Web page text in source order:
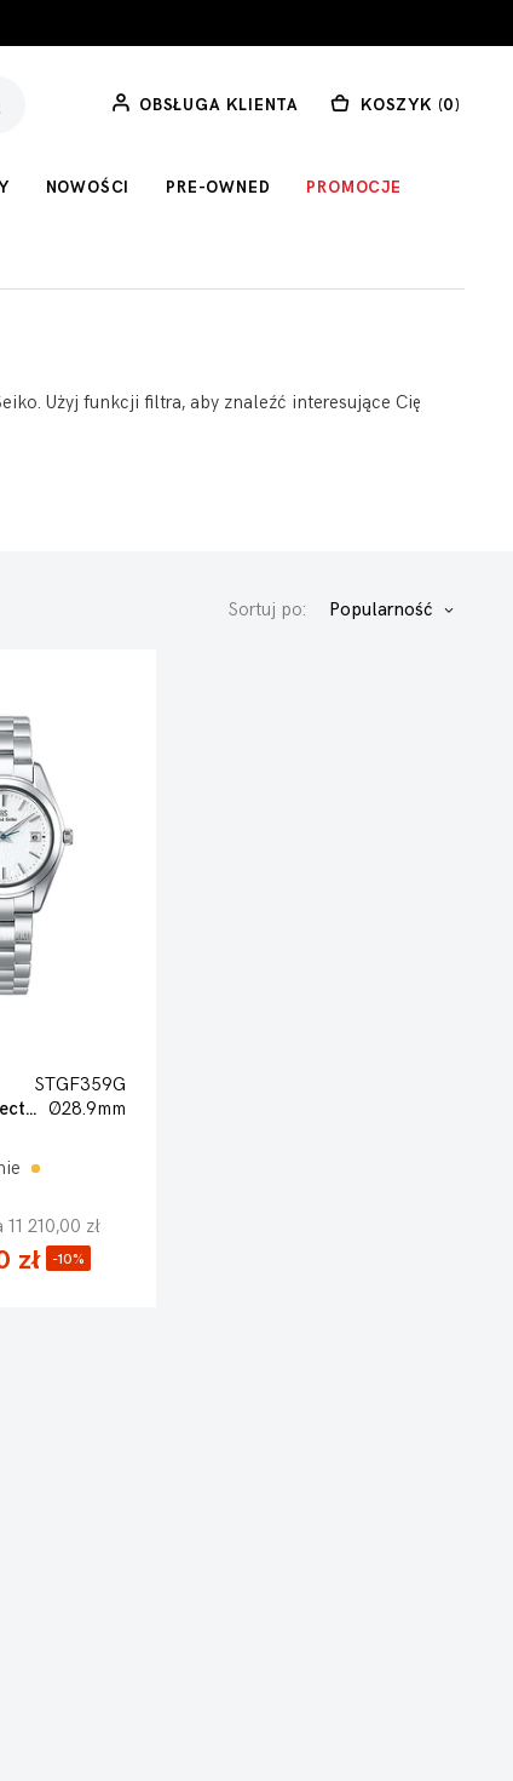
OBSŁUGA KLIENTA KOSZYK (0)
NOWOŚCI PRE-OWNED PROMOCJE
Użyj funkcji filtra, aby znaleźć interesujące Cię
Sortuj po: Popularność
STGF359G
Heritage Collection Ø28.9mm
210,00 zł
zł -10%